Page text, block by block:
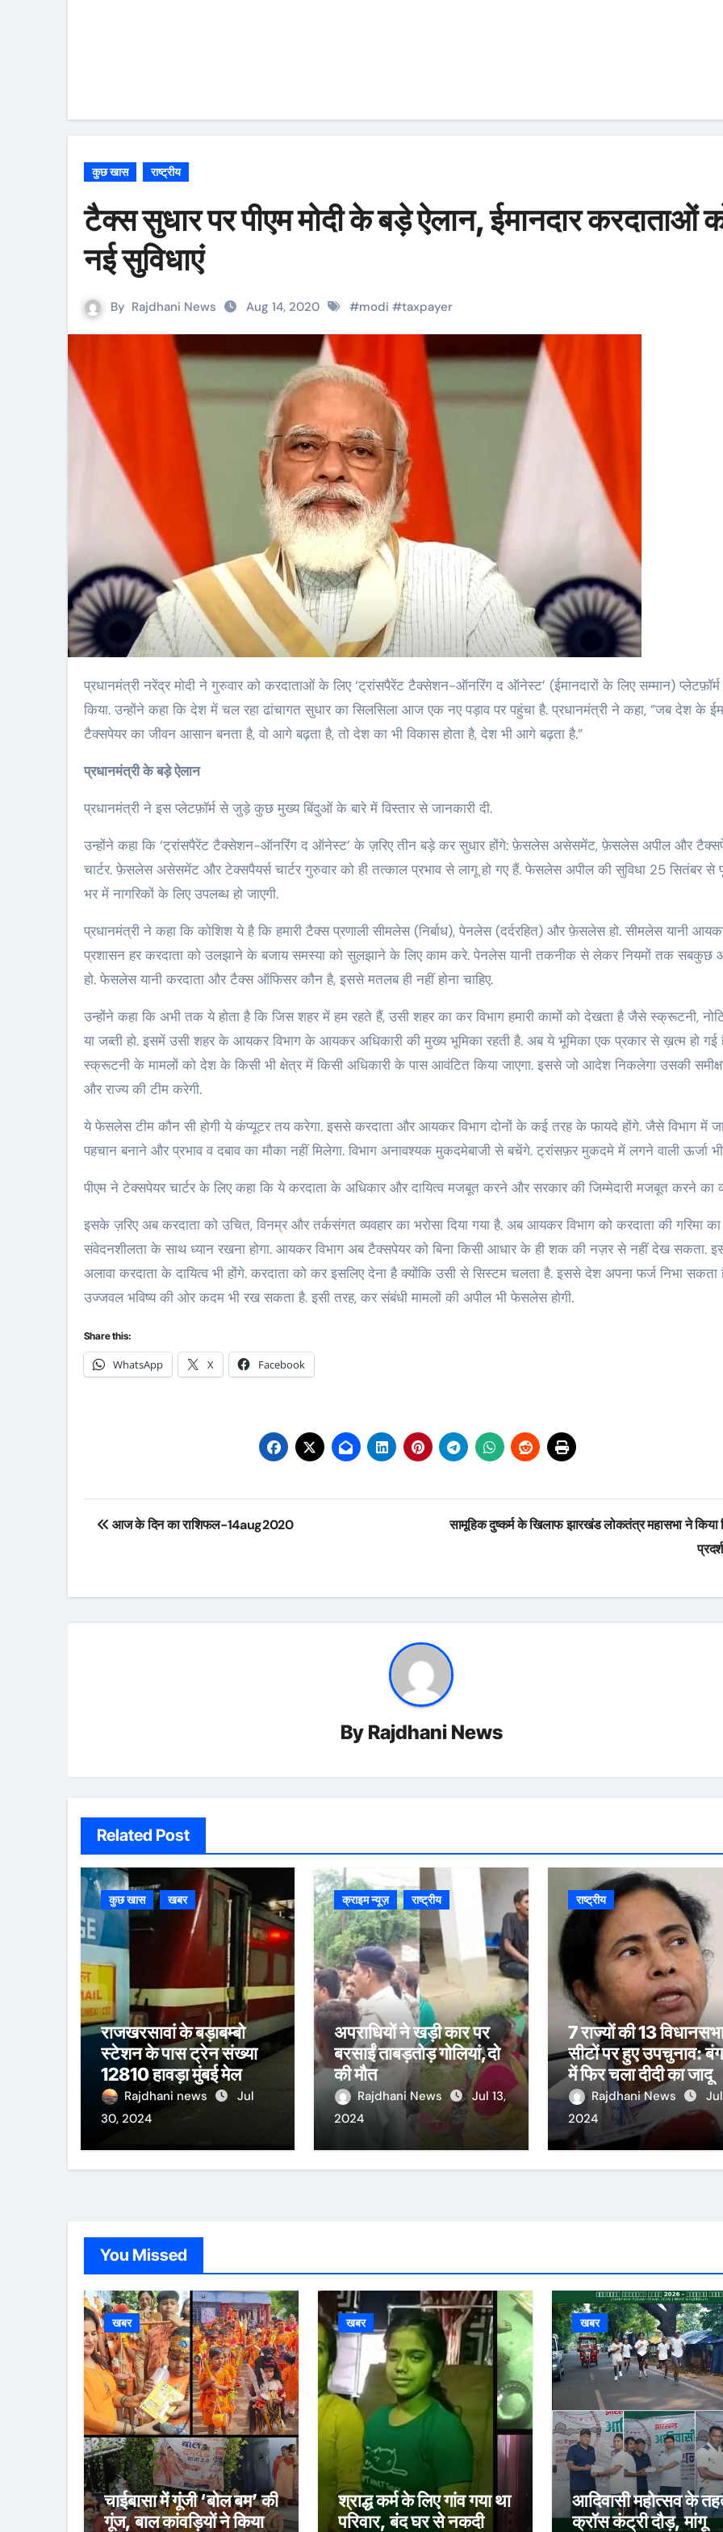
कुछ खास राष्ट्रीय
टैक्स सुधार पर पीएम मोदी के बड़े ऐलान, ईमानदार करदाताओं
नई सुविधाएं
By Rajdhani News Aug 14, 2020 #modi #taxpayer
प्रधानमंत्री नरेंद्र मोदी ने गुरुवार को करदाताओं के लिए ‘ट्रांसपैरेंट टैक्सेशन-ऑनरिंग द ऑनेस्ट’ (ईमानदारों के लिए सम्मान) प्लेटफ़ॉर्म लॉन्च
किया. उन्होंने कहा कि देश में चल रहा ढांचागत सुधार का सिलसिला आज एक नए पड़ाव पर पहुंचा है. प्रधानमंत्री ने कहा, ”जब देश के
टैक्सपेयर का जीवन आसान बनता है, वो आगे बढ़ता है, तो देश का भी विकास होता है, देश भी आगे बढ़ता है.”
प्रधानमंत्री के बड़े ऐलान
प्रधानमंत्री ने इस प्लेटफ़ॉर्म से जुड़े कुछ मुख्य बिंदुओं के बारे में विस्तार से जानकारी दी.
उन्होंने कहा कि ‘ट्रांसपैरेंट टैक्सेशन-ऑनरिंग द ऑनेस्ट’ के ज़रिए तीन बड़े कर सुधार होंगे: फ़ेसलेस असेसमेंट, फ़ेसलेस अपील और
चार्टर. फ़ेसलेस असेसमेंट और टेक्सपैयर्स चार्टर गुरुवार को ही तत्काल प्रभाव से लागू हो गए हैं. फेसलेस अपील की सुविधा 25 सितंबर से
भर में नागरिकों के लिए उपलब्ध हो जाएगी.
प्रधानमंत्री ने कहा कि कोशिश ये है कि हमारी टैक्स प्रणाली सीमलेस (निर्बाध), पेनलेस (दर्दरहित) और फ़ेसलेस हो. सीमलेस यानी
प्रशासन हर करदाता को उलझाने के बजाय समस्या को सुलझाने के लिए काम करे. पेनलेस यानी तकनीक से लेकर नियमों तक सबकुछ
हो. फेसलेस यानी करदाता और टैक्स ऑफिसर कौन है, इससे मतलब ही नहीं होना चाहिए.
उन्होंने कहा कि अभी तक ये होता है कि जिस शहर में हम रहते हैं, उसी शहर का कर विभाग हमारी कामों को देखता है जैसे स्क्रूटनी,
या जब्ती हो. इसमें उसी शहर के आयकर विभाग के आयकर अधिकारी की मुख्य भूमिका रहती है. अब ये भूमिका एक प्रकार से ख़त्म हो गई
स्क्रूटनी के मामलों को देश के किसी भी क्षेत्र में किसी अधिकारी के पास आवंटित किया जाएगा. इससे जो आदेश निकलेगा उसकी
और राज्य की टीम करेगी.
ये फेसलेस टीम कौन सी होगी ये कंप्यूटर तय करेगा. इससे करदाता और आयकर विभाग दोनों के कई तरह के फायदे होंगे. जैसे विभाग में
पहचान बनाने और प्रभाव व दबाव का मौका नहीं मिलेगा. विभाग अनावश्यक मुकदमेबाजी से बचेंगे. ट्रांसफ़र मुकदमे में लगने वाली ऊर्जा
पीएम ने टेक्सपेयर चार्टर के लिए कहा कि ये करदाता के अधिकार और दायित्व मजबूत करने और सरकार की जिम्मेदारी मजबूत करने का
इसके ज़रिए अब करदाता को उचित, विनम्र और तर्कसंगत व्यवहार का भरोसा दिया गया है. अब आयकर विभाग को करदाता की गरिमा का
संवेदनशीलता के साथ ध्यान रखना होगा. आयकर विभाग अब टैक्सपेयर को बिना किसी आधार के ही शक की नज़र से नहीं देख सकता.
अलावा करदाता के दायित्व भी होंगे. करदाता को कर इसलिए देना है क्योंकि उसी से सिस्टम चलता है. इससे देश अपना फर्ज निभा
उज्जवल भविष्य की ओर कदम भी रख सकता है. इसी तरह, कर संबंधी मामलों की अपील भी फेसलेस होगी.
Share this:
WhatsApp X Facebook
Post
आज के दिन का राशिफल-14aug2020
सामूहिक दुष्कर्म के खिलाफ झारखंड लोकतंत्र महासभा ने किया
By Rajdhani News
Related Post
कुछ खास खबर
राजखरसावां के बड़ाबम्बो
स्टेशन के पास ट्रेन संख्या
12810 हावड़ा मुंबई मेल
दुर्घटनाग्रस्त हो गयी, दस से
ज़्यादा यात्रियों के घायल होने
Rajdhani news
Jul
30, 2024
क्राइम न्यूज़ राष्ट्रीय
अपराधियों ने खड़ी कार पर
बरसाईं ताबड़तोड़ गोलियां,दो
की मौत
Rajdhani News
Jul 13,
2024
राष्ट्रीय
7 राज्यों की 13
सीटों पर हुए उपचुनाव:
में फिर चला दीदी का जादू
Rajdhani News
2024
You Missed
खबर
चाईबासा में गूंजी ‘बोल बम’ की
गूंज, बाल कांवड़ियों ने किया
खबर
श्राद्ध कर्म के लिए गांव गया था
परिवार, बंद घर से नकदी
खबर
आदिवासी महोत्सव के
क्रॉस कंट्री दौड़, मांगू